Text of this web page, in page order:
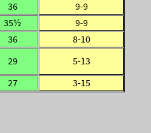
36
9-9
35½
9-9
36
8-10
29
5-13
27 3-15